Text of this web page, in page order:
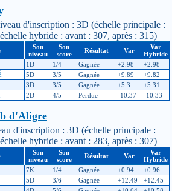
d'inscription : 3D (échelle principale :
hybride : avant : 307, après : 315)
Son
niveau
Son
score
Résultat Var
Var
Hybride
1D 1/4 Gagnée +2.98
+2.98
5D 3/5 Gagnée +9.89
+9.82
3D 3/5 Gagnée +5.3
+5.31
2D 4/5 Perdue -10.37 -10.33
d'Aligre
d'inscription : 3D (échelle principale :
hybride : avant : 283, après : 307)
Son
niveau
Son
score
Résultat Var
Var
Hybride
7K 1/4 Gagnée +0.94
+0.96
5D 3/6 Gagnée +12.49
+12.45